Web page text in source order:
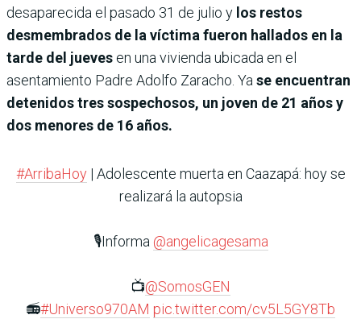
desaparecida el pasado 31 de julio y los restos
desmembrados de la víctima fueron hallados en la
tarde del jueves en una vivienda ubicada en el
asentamiento Padre Adolfo Zaracho. Ya se encuentran
detenidos tres sospechosos, un joven de 21 años y
dos menores de 16 años.
#ArribaHoy| Adolescente muerta en Caazapá: hoy se
realizará la autopsia
🎙️Informa @angelicagesama
📺@SomosGEN
📻#Universo970AM pic.twitter.com/cv5L5GY8Tb